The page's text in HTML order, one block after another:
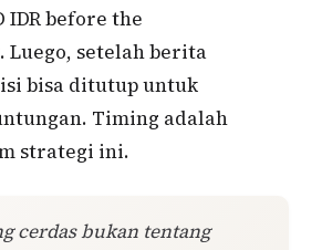
IDR before the
Luego, setelah berita
bisa ditutup untuk
Timing adalah
strategi ini.
cerdas bukan tentang